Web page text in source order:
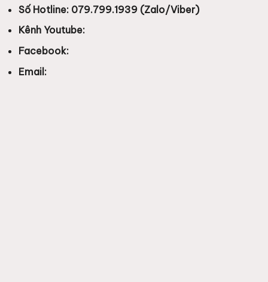
Số Hotline: 079.799.1939 (Zalo/Viber)
Kênh Youtube:
Facebook:
Email: